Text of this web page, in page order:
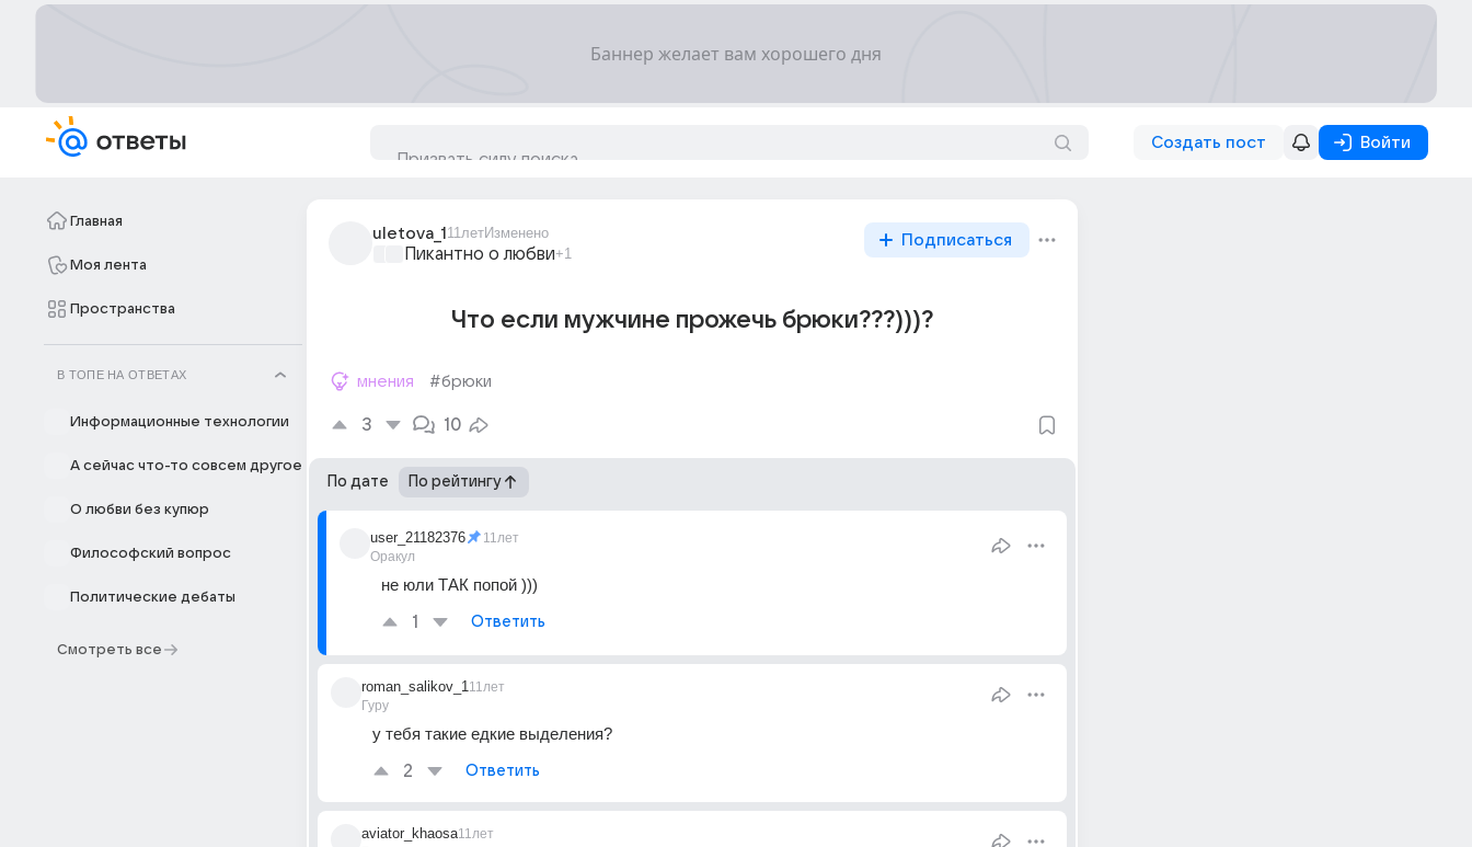
Создать пост Войти
Главная
Моя лента
Пространства
В ТОПЕ НА ОТВЕТАХ
Информационные технологии
А сейчас что-то совсем другое
О любви без купюр
Философский вопрос
Политические дебаты
Смотреть все
uletova_1 11летИзменено
Пикантно о любви+1
Подписаться
Что если мужчине прожечь брюки???)))?
мнения #брюки
3 10
По дате По рейтингу
user_21182376
Оракул
11лет
не юли ТАК попой )))
1 Ответить
roman_salikov_1
Гуру
11лет
у тебя такие едкие выделения?
2 Ответить
aviator_khaosa11лет